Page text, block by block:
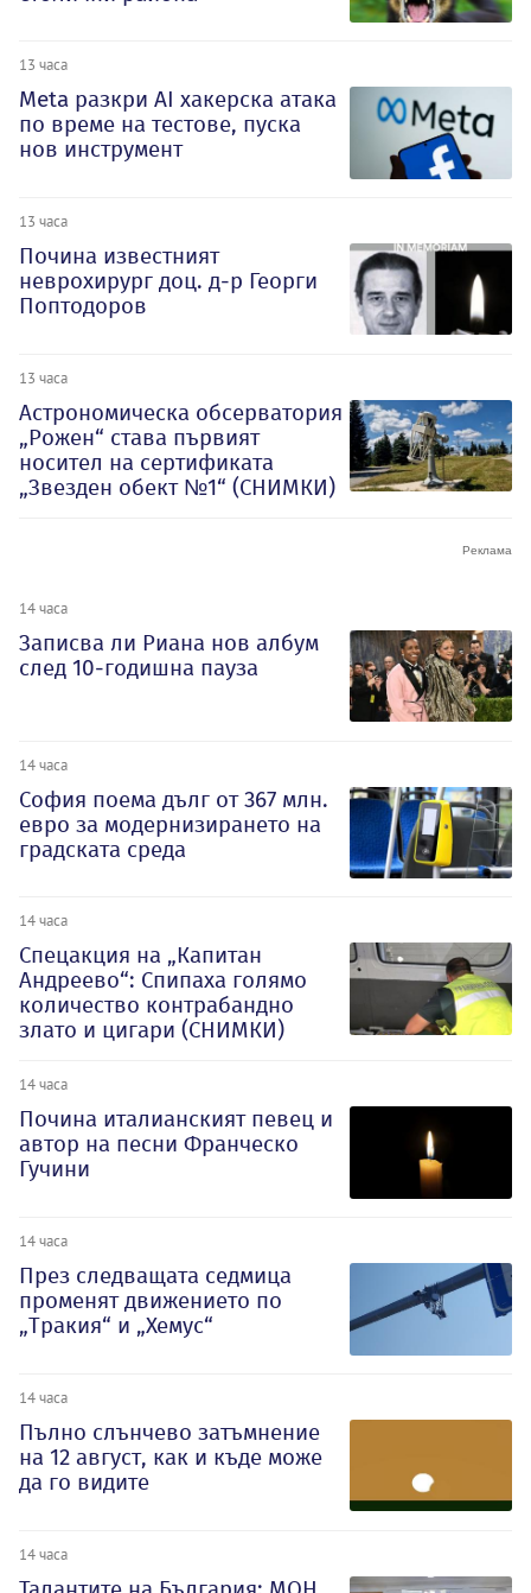
13 часа
Meta разкри AI хакерска атака
по време на тестове, пуска
нов инструмент
13 часа
Почина известният
неврохирург доц. д-р Георги
Поптодоров
13 часа
Астрономическа обсерватория
„Рожен“ става първият
носител на сертификата
„Звезден обект №1“ (СНИМКИ)
14 часа
Записва ли Риана нов албум
след 10-годишна пауза
14 часа
София поема дълг от 367 млн.
евро за модернизирането на
градската среда
14 часа
Спецакция на „Капитан
Андреево“: Спипаха голямо
количество контрабандно
злато и цигари (СНИМКИ)
14 часа
Почина италианският певец и
автор на песни Франческо
Гучини
14 часа
През следващата седмица
променят движението по
„Тракия“ и „Хемус“
14 часа
Пълно слънчево затъмнение
на 12 август, как и къде може
да го видите
14 часа